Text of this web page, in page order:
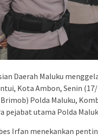
Daerah Maluku
Kota Ambon, Senin
Polda Maluku,
pejabat utama Polda
Irfan menekankan